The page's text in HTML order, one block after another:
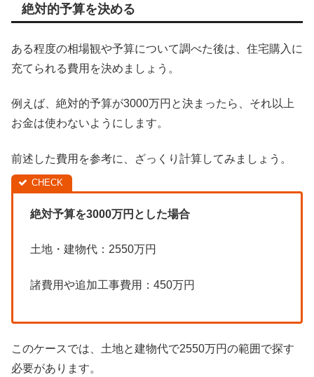
絶対的予算を決める
ある程度の相場観や予算について調べた後は、住宅購入に
充てられる費用を決めましょう。
例えば、絶対的予算が3000万円と決まったら、それ以上
お金は使わないようにします。
前述した費用を参考に、ざっくり計算してみましょう。
絶対予算を3000万円とした場合
土地・建物代：2550万円
諸費用や追加工事費用：450万円
このケースでは、土地と建物代で2550万円の範囲で探す
必要があります。